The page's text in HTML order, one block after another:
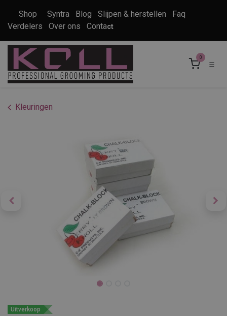
Shop Syntra Blog Slijpen & herstellen
Faq
Verdelers
Over ons Contact
0
Kleuringen
Uitverkoop